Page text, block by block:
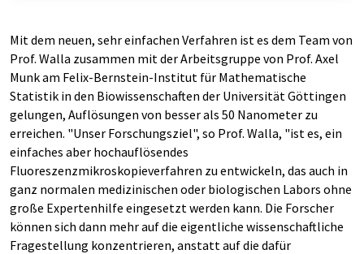
Mit dem neuen, sehr einfachen Verfahren ist es dem Team von
Prof. Walla zusammen mit der Arbeitsgruppe von Prof. Axel
Munk am Felix-Bernstein-Institut für Mathematische
Statistik in den Biowissenschaften der Universität Göttingen
gelungen, Auflösungen von besser als 50 Nanometer zu
erreichen. "Unser Forschungsziel", so Prof. Walla, "ist es, ein
einfaches aber hochauflösendes
Fluoreszenzmikroskopieverfahren zu entwickeln, das auch in
ganz normalen medizinischen oder biologischen Labors ohne
große Expertenhilfe eingesetzt werden kann. Die Forscher
können sich dann mehr auf die eigentliche wissenschaftliche
Fragestellung konzentrieren, anstatt auf die dafür